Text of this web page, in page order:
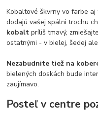
Kobaltové škvrny vo farbe
dodajú vašej spálni trochu
kobaltpríliš tmavý,
ostatnými - v bielej, šedej
Nezabudnite tiež na
bielených doskách bude
zaujímavo.
Posteľ v centre